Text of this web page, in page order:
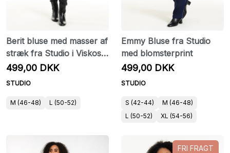
Berit bluse med masser af
stræk fra Studio i Viskose
Jersey
499,00 DKK
STUDIO
M (46-48) L (50-52)
Emmy Bluse fra Studio
med blomsterprint
499,00 DKK
STUDIO
S (42-44)
M (46-48)
L (50-52)
XL (54-56)
FRI FRAGT